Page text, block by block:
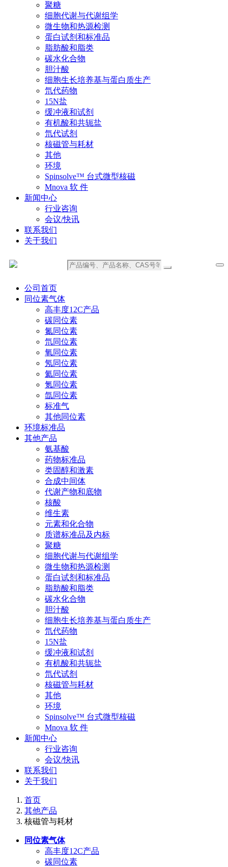
聚糖
细胞代谢与代谢组学
微生物和热源检测
蛋白试剂和标准品
脂肪酸和脂类
碳水化合物
胆汁酸
细胞生长培养基与蛋白质生产
氘代药物
15N盐
缓冲液和试剂
有机酸和共轭盐
氘代试剂
核磁管与耗材
其他
环境
Spinsolve™ 台式微型核磁
Mnova 软 件
新闻中心
行业咨询
会议/快讯
联系我们
关于我们
公司首页
同位素气体
高丰度12C产品
碳同位素
氮同位素
氘同位素
氧同位素
氖同位素
氦同位素
氪同位素
氙同位素
标准气
其他同位素
环境标准品
其他产品
氨基酸
药物标准品
类固醇和激素
合成中间体
代谢产物和底物
核酸
维生素
元素和化合物
质谱标准品及内标
聚糖
细胞代谢与代谢组学
微生物和热源检测
蛋白试剂和标准品
脂肪酸和脂类
碳水化合物
胆汁酸
细胞生长培养基与蛋白质生产
氘代药物
15N盐
缓冲液和试剂
有机酸和共轭盐
氘代试剂
核磁管与耗材
其他
环境
Spinsolve™ 台式微型核磁
Mnova 软 件
新闻中心
行业咨询
会议/快讯
联系我们
关于我们
首页
其他产品
核磁管与耗材
同位素气体
高丰度12C产品
碳同位素